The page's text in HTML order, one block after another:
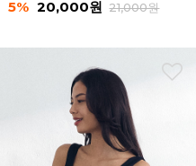
5% 20,000원 21,000원